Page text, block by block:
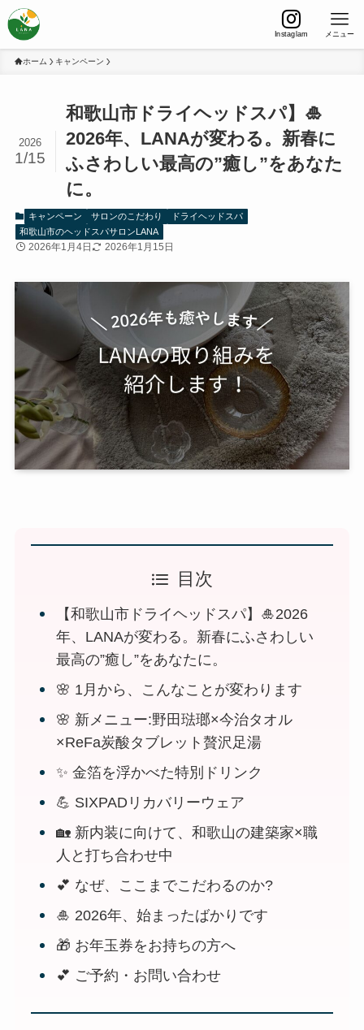
Instaglam メニュー
ホーム キャンペーン
和歌山市ドライヘッドスパ】🎍
2026年、LANAが変わる。新春に
ふさわしい最高の”癒し”をあなた
に。
2026
1/15
キャンペーン サロンのこだわり
ドライヘッドスパ
和歌山市のヘッドスパサロンLANA
2026年1月4日 2026年1月15日
目次
【和歌山市ドライヘッドスパ】🎍2026
年、LANAが変わる。新春にふさわしい
最高の”癒し”をあなたに。
🌸 1月から、こんなことが変わります
🌸 新メニュー:野田琺瑯×今治タオル
×ReFa炭酸タブレット贅沢足湯
✨ 金箔を浮かべた特別ドリンク
💪 SIXPADリカバリーウェア
🏡 新内装に向けて、和歌山の建築家×職
人と打ち合わせ中
💕 なぜ、ここまでこだわるのか?
🎍 2026年、始まったばかりです
🎁 お年玉券をお持ちの方へ
💕 ご予約・お問い合わせ